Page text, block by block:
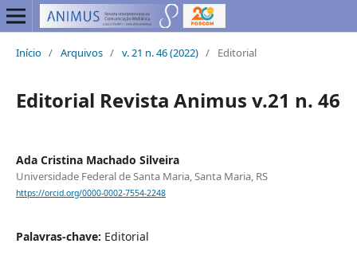
Início / Arquivos / v. 21 n. 46 (2022) / Editorial
Editorial Revista Animus v.21 n. 46
Ada Cristina Machado Silveira
Universidade Federal de Santa Maria, Santa Maria, RS
https://orcid.org/0000-0002-7554-2248
Palavras-chave: Editorial